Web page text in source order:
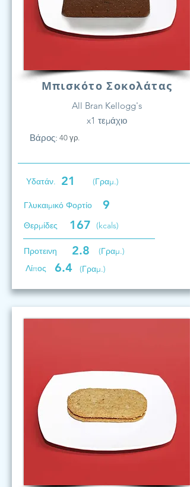
Μπισκότο Σοκολάτας
All Bran Kellogg's
x1 τεμάχιο
Βάρος: 40 γρ.
Υδατάν. 21 (Γραμ.)
Γλυκαιμικό Φορτίο 9
Θερμίδες 167 (kcals)
Προτεινη 2.8
(Γραμ.)
Λίπος
6.4 (Γραμ.)